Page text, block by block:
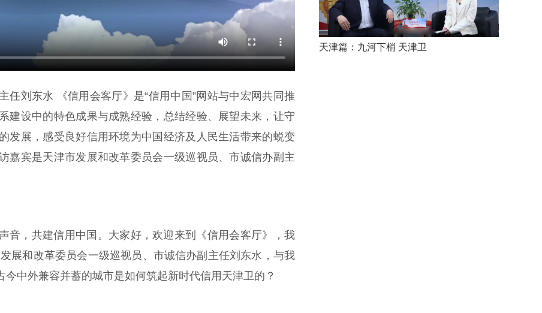
任刘东水 《信用会客厅》是“信用中国”网站与中宏网共同推
建设中的特色成果与成熟经验，总结经验、展望未来，让守
发展，感受良好信用环境为中国经济及人民生活带来的蜕变
嘉宾是天津市发展和改革委员会一级巡视员、市诚信办副主
音，共建信用中国。大家好，欢迎来到《信用会客厅》，我
展和改革委员会一级巡视员、市诚信办副主任刘东水，与我
中外兼容并蓄的城市是如何筑起新时代信用天津卫的？
天津篇：九河下梢 天津卫